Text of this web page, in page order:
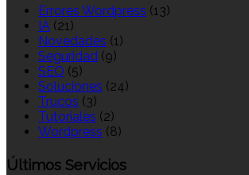
Errores Wordpress (13)
IA (21)
Novedades (1)
Seguridad (9)
SEO (5)
Soluciones (24)
Trucos (3)
Tutoriales (2)
Wordpress (8)
Últimos Servicios